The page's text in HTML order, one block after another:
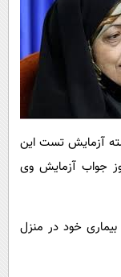
آزمایش تست این
جواب آزمایش وی
خود در منزل